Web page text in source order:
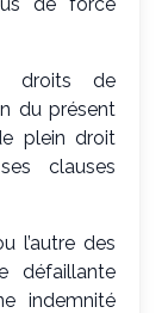
droits de
du présent
plein droit
clauses
l’autre des
défaillante
indemnité